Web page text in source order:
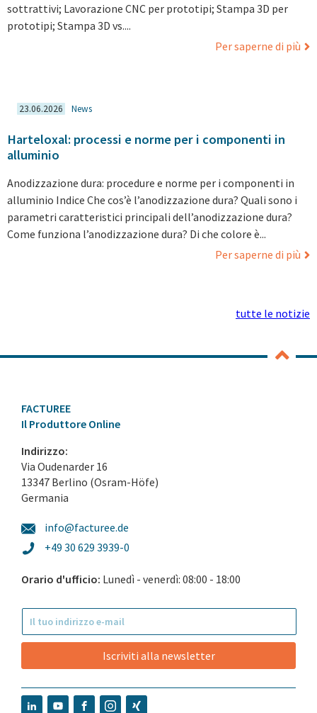
sottrattivi; Lavorazione CNC per prototipi; Stampa 3D per
prototipi; Stampa 3D vs....
Per saperne di più
23.06.2026 News
Harteloxal: processi e norme per i componenti in
alluminio
Anodizzazione dura: procedure e norme per i componenti in
alluminio Indice Che cos’è l’anodizzazione dura? Quali sono i
parametri caratteristici principali dell’anodizzazione dura?
Come funziona l’anodizzazione dura? Di che colore è...
Per saperne di più
tutte le notizie
FACTUREE
Il Produttore Online
Indirizzo:
Via Oudenarder 16
13347 Berlino (Osram-Höfe)
Germania
info@facturee.de
+49 30 629 3939-0
Orario d'ufficio: Lunedì - venerdì: 08:00 - 18:00
Iscriviti alla newsletter